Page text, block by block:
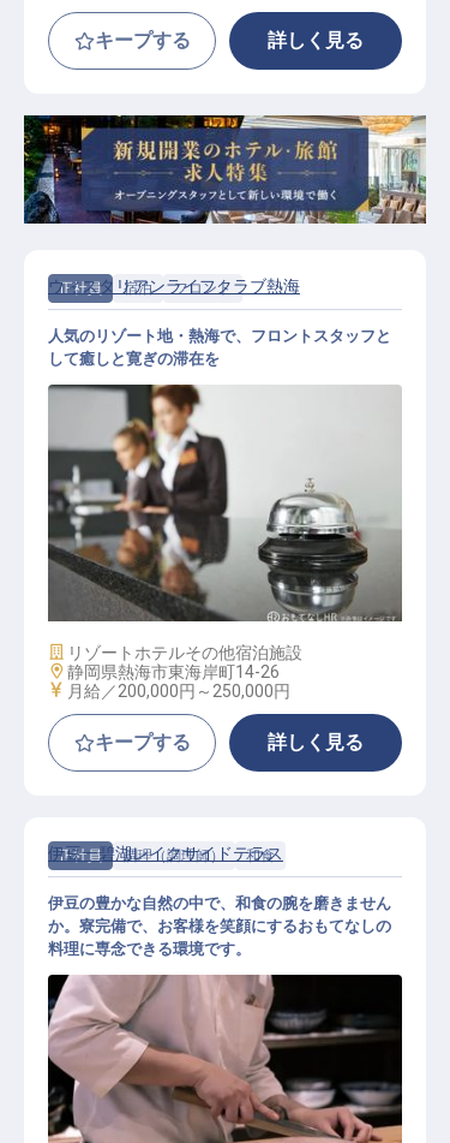
キープする 詳しく見る
正社員 宿泊 フロント
フロント
ウィスタリアンライフクラブ熱海
人気のリゾート地・熱海で、フロントスタッフと
して癒しと寛ぎの滞在を
施設業態
リゾートホテルその他宿泊施設
勤務地
静岡県熱海市東海岸町14-26
給与
月給／200,000円～ 250,000円
キープする 詳しく見る
正社員 調理（調理師） 和食
伊豆一碧湖レイクサイドテラス
伊豆の豊かな自然の中で、和食の腕を磨きません
か。寮完備で、お客様を笑顔にするおもてなしの
料理に専念できる環境です。